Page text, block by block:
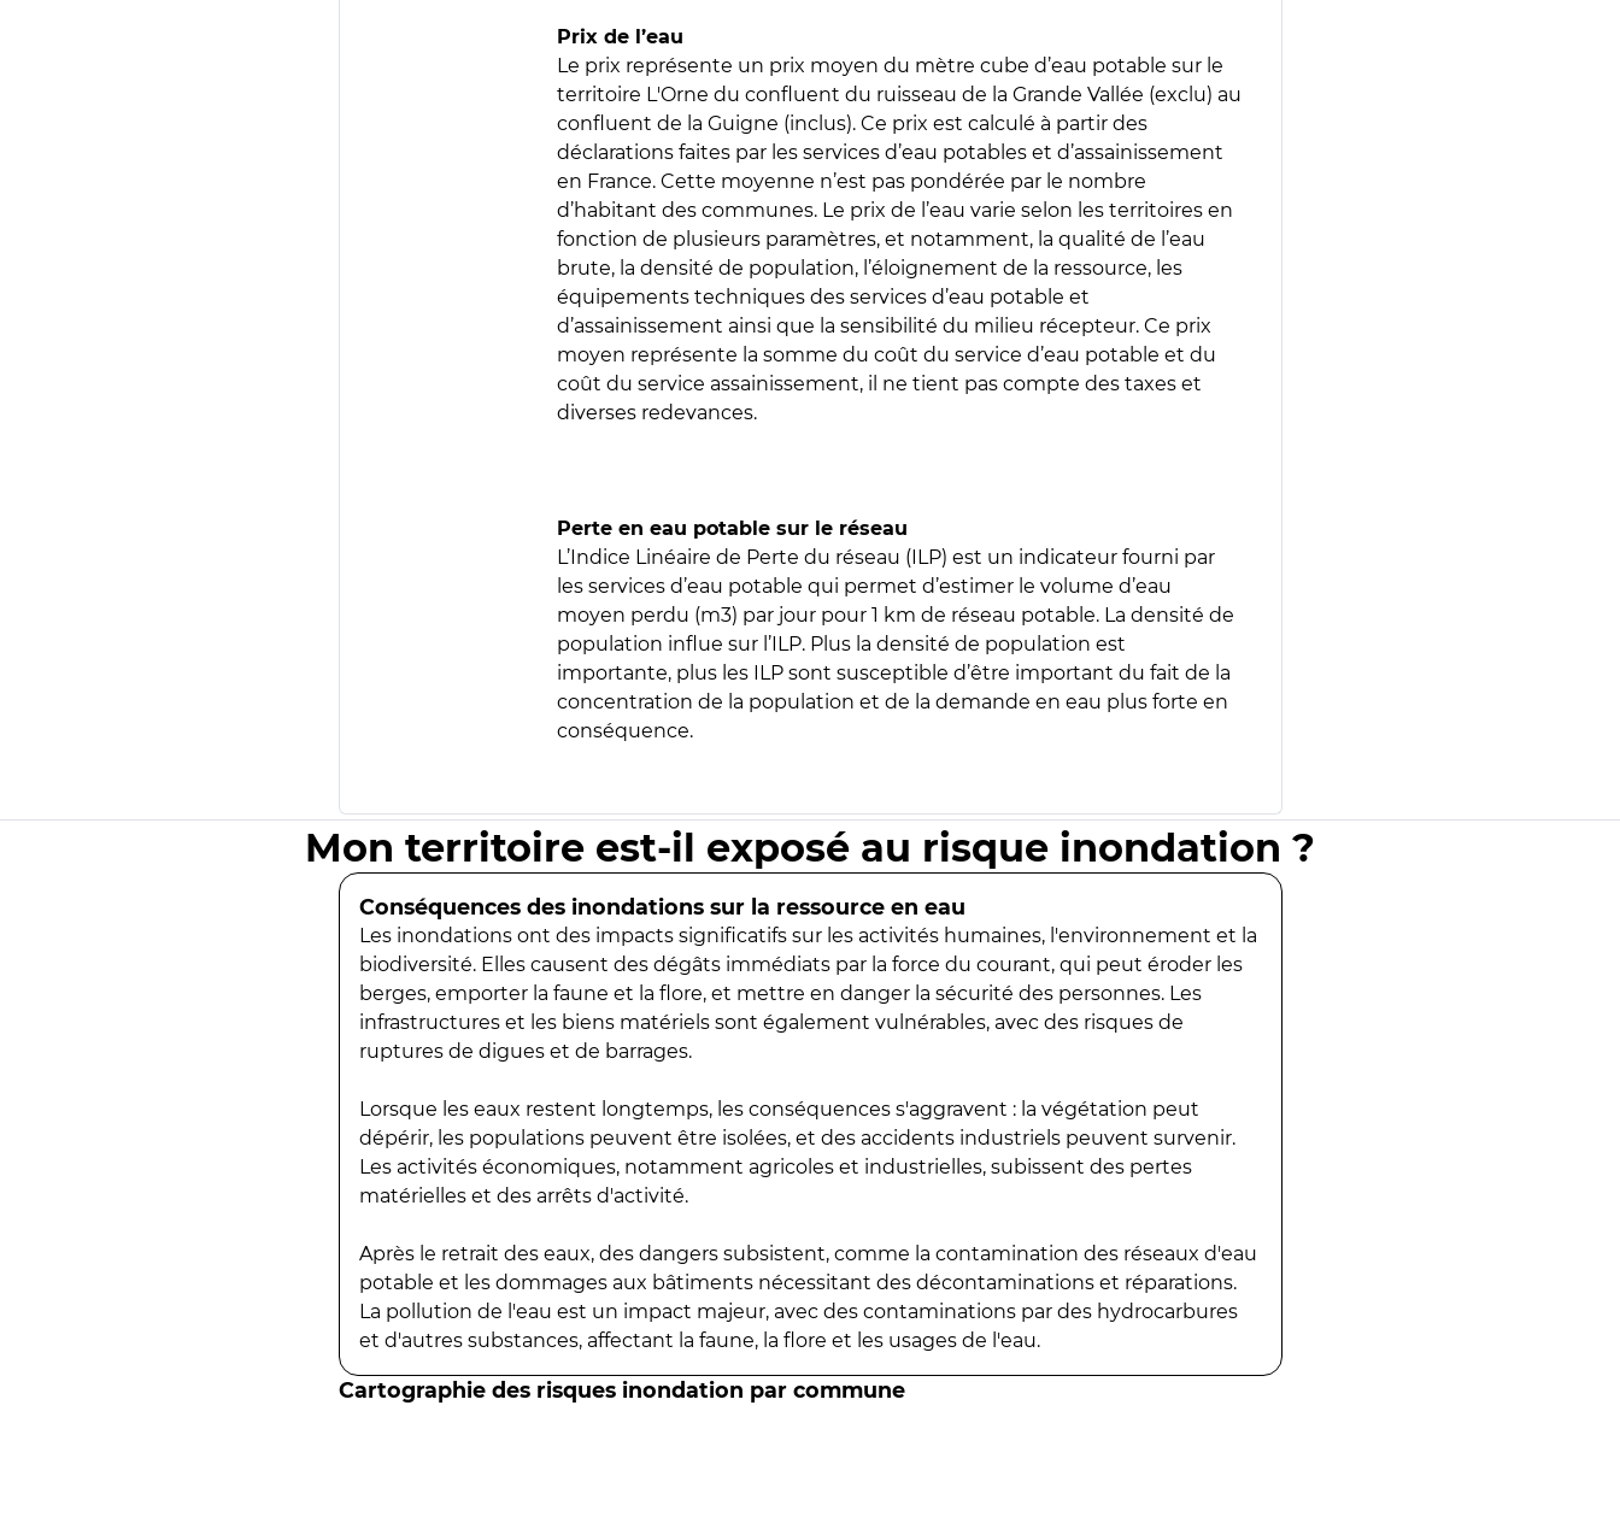
Prix de l’eau
Le prix représente un prix moyen du mètre cube d’eau potable sur le
territoire L'Orne du confluent du ruisseau de la Grande Vallée (exclu) au
confluent de la Guigne (inclus). Ce prix est calculé à partir des
déclarations faites par les services d’eau potables et d’assainissement
en France. Cette moyenne n’est pas pondérée par le nombre
d’habitant des communes. Le prix de l’eau varie selon les territoires en
fonction de plusieurs paramètres, et notamment, la qualité de l’eau
brute, la densité de population, l’éloignement de la ressource, les
équipements techniques des services d’eau potable et
d’assainissement ainsi que la sensibilité du milieu récepteur. Ce prix
moyen représente la somme du coût du service d’eau potable et du
coût du service assainissement, il ne tient pas compte des taxes et
diverses redevances.
Perte en eau potable sur le réseau
L’Indice Linéaire de Perte du réseau (ILP) est un indicateur fourni par
les services d’eau potable qui permet d’estimer le volume d’eau
moyen perdu (m3) par jour pour 1 km de réseau potable. La densité de
population influe sur l’ILP. Plus la densité de population est
importante, plus les ILP sont susceptible d’être important du fait de la
concentration de la population et de la demande en eau plus forte en
conséquence.
Mon territoire est-il exposé au risque inondation ?
Conséquences des inondations sur la ressource en eau
Les inondations ont des impacts significatifs sur les activités humaines, l'environnement et la
biodiversité. Elles causent des dégâts immédiats par la force du courant, qui peut éroder les
berges, emporter la faune et la flore, et mettre en danger la sécurité des personnes. Les
infrastructures et les biens matériels sont également vulnérables, avec des risques de
ruptures de digues et de barrages.
Lorsque les eaux restent longtemps, les conséquences s'aggravent : la végétation peut
dépérir, les populations peuvent être isolées, et des accidents industriels peuvent survenir.
Les activités économiques, notamment agricoles et industrielles, subissent des pertes
matérielles et des arrêts d'activité.
Après le retrait des eaux, des dangers subsistent, comme la contamination des réseaux d'eau
potable et les dommages aux bâtiments nécessitant des décontaminations et réparations.
La pollution de l'eau est un impact majeur, avec des contaminations par des hydrocarbures
et d'autres substances, affectant la faune, la flore et les usages de l'eau.
Cartographie des risques inondation par commune